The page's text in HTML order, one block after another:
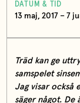
DATUM & TID
13 maj, 2017 – 7
Träd kan ge
samspelet
Jag visar också
säger något.